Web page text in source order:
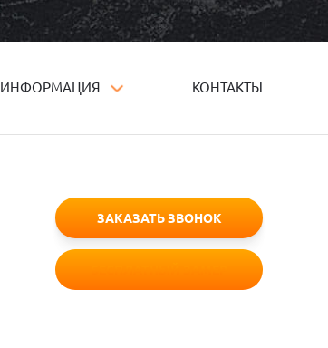
ИНФОРМАЦИЯ КОНТАКТЫ
ЗАКАЗАТЬ ЗВОНОК